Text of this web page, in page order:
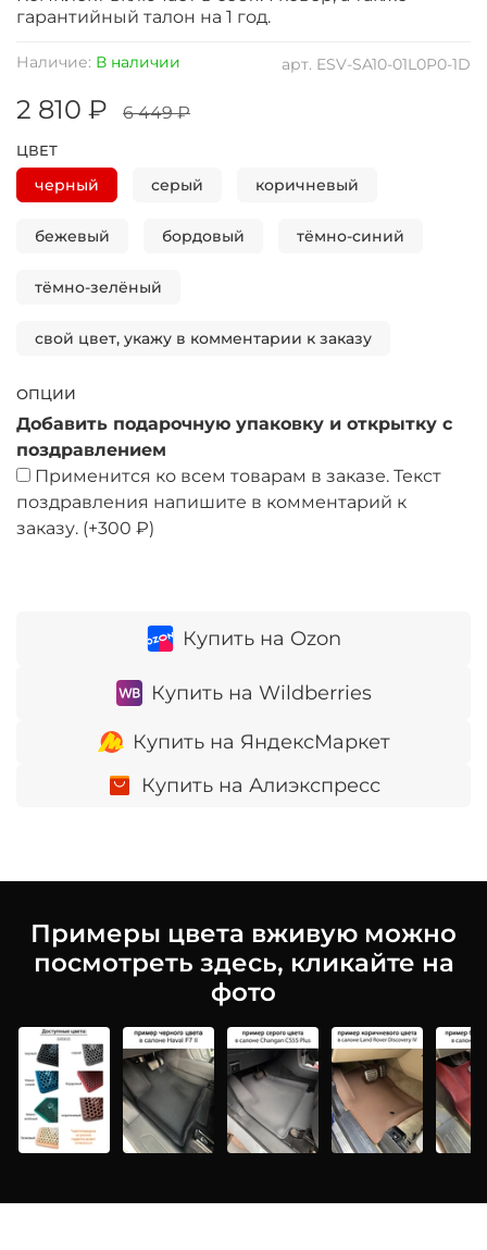
арт. ESV-SA10-01L0P0-1D
Наличие: В наличии
2 810 ₽ 6 449 ₽
Купить на Ozon
Купить на Wildberries
Купить на ЯндексМаркет
Купить на Алиэкспресс
ЦВЕТ
черный серый коричневый
бежевый бордовый тёмно-синий
тёмно-зелёный
свой цвет, укажу в комментарии к заказу
ОПЦИИ
Добавить подарочную упаковку и открытку с
поздравлением
Применится ко всем товарам в заказе. Текст
поздравления напишите в комментарий к
заказу. (+300 ₽)
гарантийный талон на 1 год.
Примеры цвета вживую можно
посмотреть здесь, кликайте на
фото